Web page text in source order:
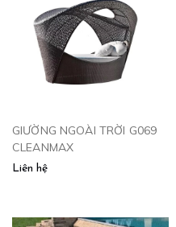
GIƯỜNG NGOÀI TRỜI G069
CLEANMAX
Liên hệ